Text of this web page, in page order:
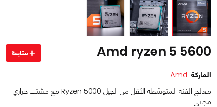
Amd ryzen 5 5600 متابعة
الماركة Amd
معالج الفئة المتوسّطة الأقل من الجيل Ryzen 5000 مع مشتت حراري
مجاني